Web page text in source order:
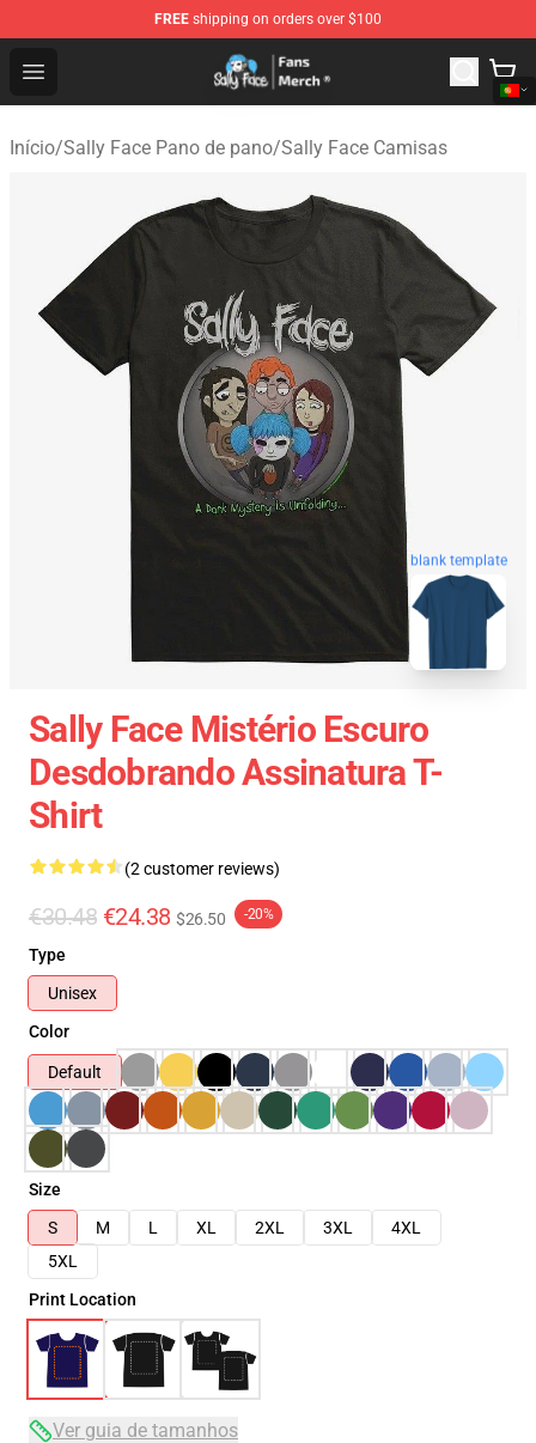
FREE shipping on orders over $100
Open menu
Sally Face Store - Official Sally Face Merchandise Shop
Início/Sally Face Pano de pano/Sally Face Camisas
blank template
Sally Face Mistério Escuro
Desdobrando Assinatura T-
Shirt
(2 customer reviews)
€30.48 €24.38 $26.50 -20%
Type
Unisex
Color
Default
Size
S
M L XL 2XL 3XL
4XL
5XL
Print Location
Ver guia de tamanhos